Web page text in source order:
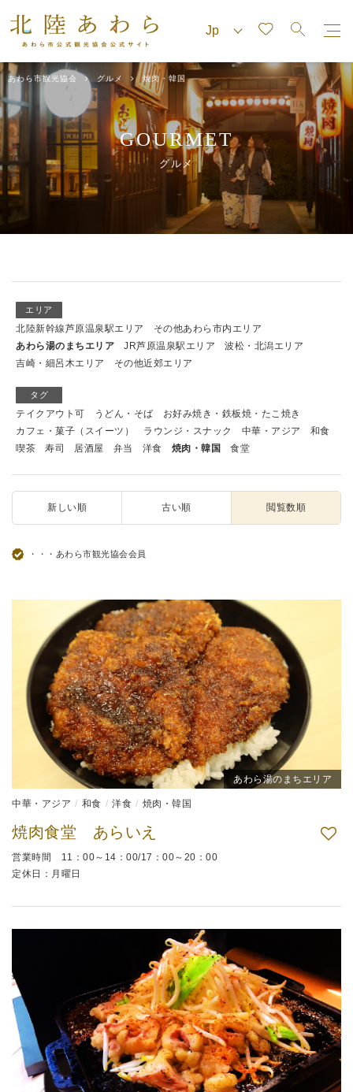
あわら市観光協会 グルメ 焼肉・韓国
GOURMET
グルメ
エリア
北陸新幹線芦原温泉駅エリア
その他あわら市内エリア
あわら湯のまちエリア
JR芦原温泉駅エリア
波松・北潟エリア
吉崎・細呂木エリア
その他近郊エリア
タグ
テイクアウト可 うどん・そば
お好み焼き・鉄板焼・たこ焼き
カフェ・菓子（スイーツ）
ラウンジ・スナック 中華・アジア
和食
喫茶
寿司 居酒屋 弁当 洋食 焼肉・韓国 食堂
新しい順 古い順 閲覧数順
・・・あわら市観光協会会員
あわら湯のまちエリア
中華・アジア 和食 洋食 焼肉・韓国
焼肉食堂 あらいえ
営業時間 11：00～14：00/17：00～20：00
定休日：月曜日